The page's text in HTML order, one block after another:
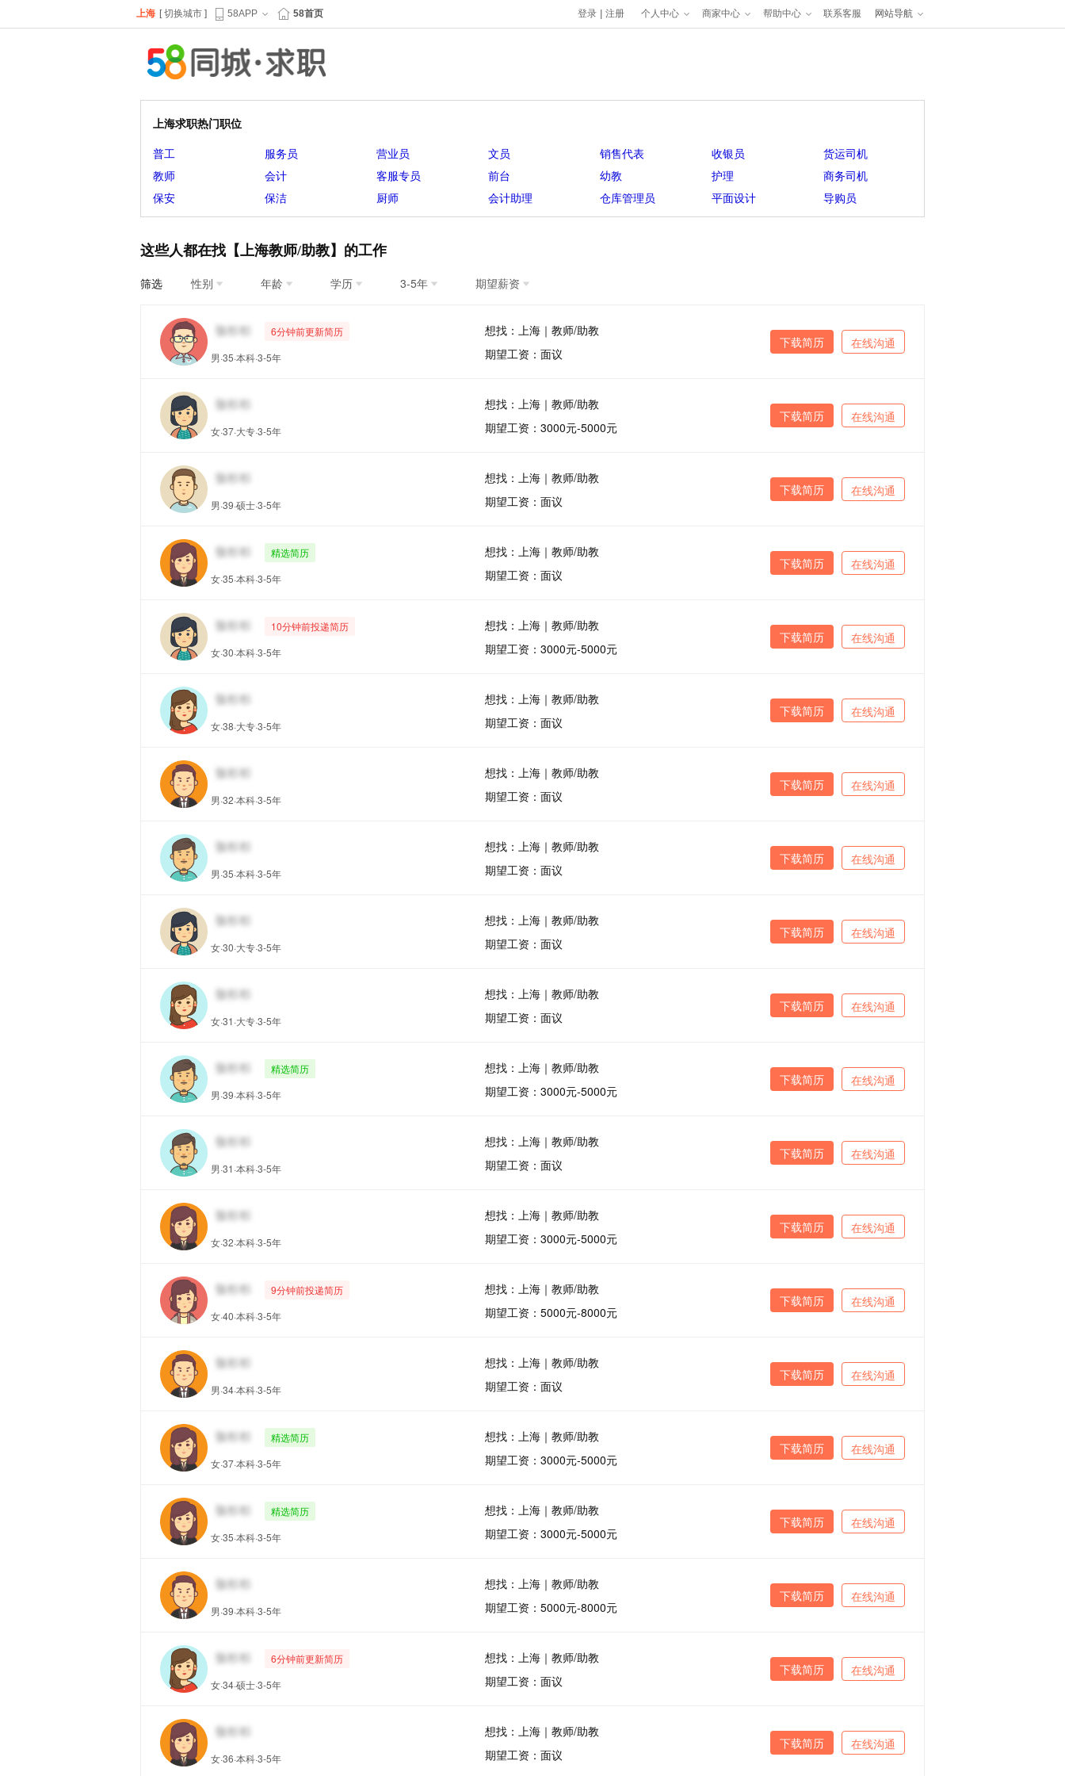
上海 [ 切换城市 ] 58APP 58首页 登录 注册 个人中心 商家中心 帮助中心 联系客服 网站导航
上海求职热门职位
普工 服务员 营业员 文员 销售代表 收银员
货运司机
教师
会计 客服专员 前台 幼教 护理
商务司机
保安
保洁 厨师 会计助理 仓库管理员 平面设计 导购员
这些人都在找【上海教师/助教】的工作
筛选 性别 年龄 学历 3-5年 期望薪资
6分钟前更新简历
男·35·本科·3-5年
想找：上海｜教师/助教
期望工资：面议
在线沟通
下载简历
女·37·大专·3-5年
想找：上海｜教师/助教
期望工资：3000元-5000元
在线沟通
下载简历
男·39·硕士·3-5年
想找：上海｜教师/助教
期望工资：面议
在线沟通
下载简历
精选简历
女·35·本科·3-5年
想找：上海｜教师/助教
期望工资：面议
在线沟通
下载简历
10分钟前投递简历
女·30·本科·3-5年
想找：上海｜教师/助教
期望工资：3000元-5000元
在线沟通
下载简历
女·38·大专·3-5年
想找：上海｜教师/助教
期望工资：面议
在线沟通
下载简历
男·32·本科·3-5年
想找：上海｜教师/助教
期望工资：面议
在线沟通
下载简历
男·35·本科·3-5年
想找：上海｜教师/助教
期望工资：面议
在线沟通
下载简历
女·30·大专·3-5年
想找：上海｜教师/助教
期望工资：面议
在线沟通
下载简历
女·31·大专·3-5年
想找：上海｜教师/助教
期望工资：面议
在线沟通
下载简历
精选简历
男·39·本科·3-5年
想找：上海｜教师/助教
期望工资：3000元-5000元
在线沟通
下载简历
男·31·本科·3-5年
想找：上海｜教师/助教
期望工资：面议
在线沟通
下载简历
女·32·本科·3-5年
想找：上海｜教师/助教
期望工资：3000元-5000元
在线沟通
下载简历
9分钟前投递简历
女·40·本科·3-5年
想找：上海｜教师/助教
期望工资：5000元-8000元
在线沟通
下载简历
男·34·本科·3-5年
想找：上海｜教师/助教
期望工资：面议
在线沟通
下载简历
精选简历
女·37·本科·3-5年
想找：上海｜教师/助教
期望工资：3000元-5000元
在线沟通
下载简历
精选简历
女·35·本科·3-5年
想找：上海｜教师/助教
期望工资：3000元-5000元
在线沟通
下载简历
男·39·本科·3-5年
想找：上海｜教师/助教
期望工资：5000元-8000元
在线沟通
下载简历
6分钟前更新简历
女·34·硕士·3-5年
想找：上海｜教师/助教
期望工资：面议
在线沟通
下载简历
女·36·本科·3-5年
想找：上海｜教师/助教
期望工资：面议
在线沟通
下载简历